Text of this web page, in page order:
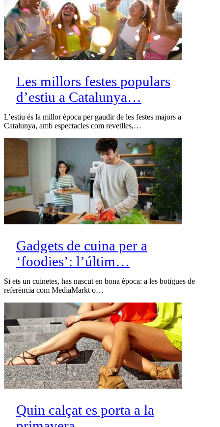
Les millors festes populars
d’estiu a Catalunya…
L’estiu és la millor època per gaudir de les festes majors a
Catalunya, amb espectacles com revetlles,…
Gadgets de cuina per a
‘foodies’: l’últim…
Si ets un cuinetes, has nascut en bona època: a les botigues de
referència com MediaMarkt o…
Quin calçat es porta a la